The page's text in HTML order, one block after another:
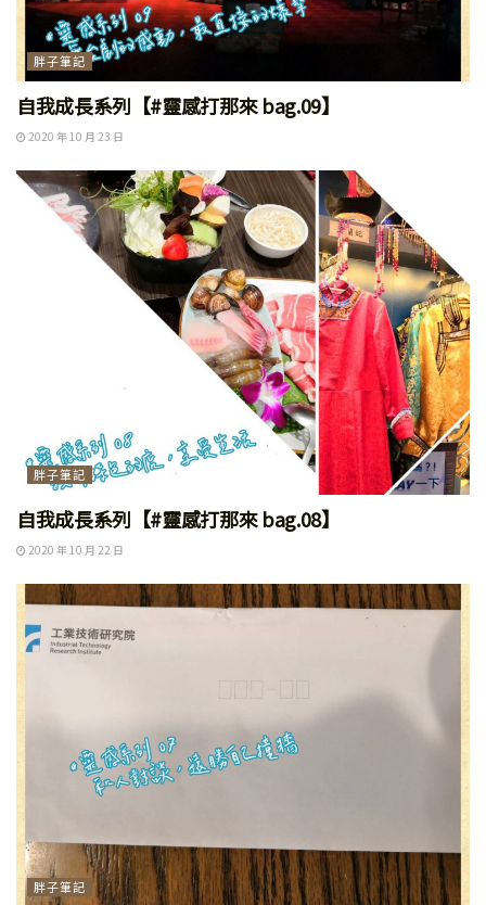
胖子筆記
自我成長系列【#靈感打那來 bag.09】
2020 年 10 月 23 日
胖子筆記
自我成長系列【#靈感打那來 bag.08】
2020 年 10 月 22 日
胖子筆記